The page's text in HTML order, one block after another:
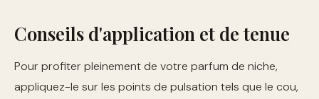
Conseils d'application et de tenue
Pour profiter pleinement de votre parfum de niche,
appliquez-le sur les points de pulsation tels que le cou,